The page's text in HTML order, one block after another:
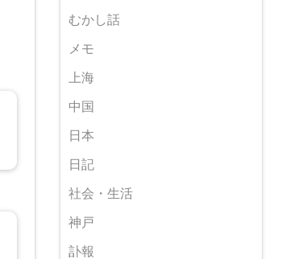
むかし話
メモ
上海
中国
日本
日記
社会・生活
神戸
訃報